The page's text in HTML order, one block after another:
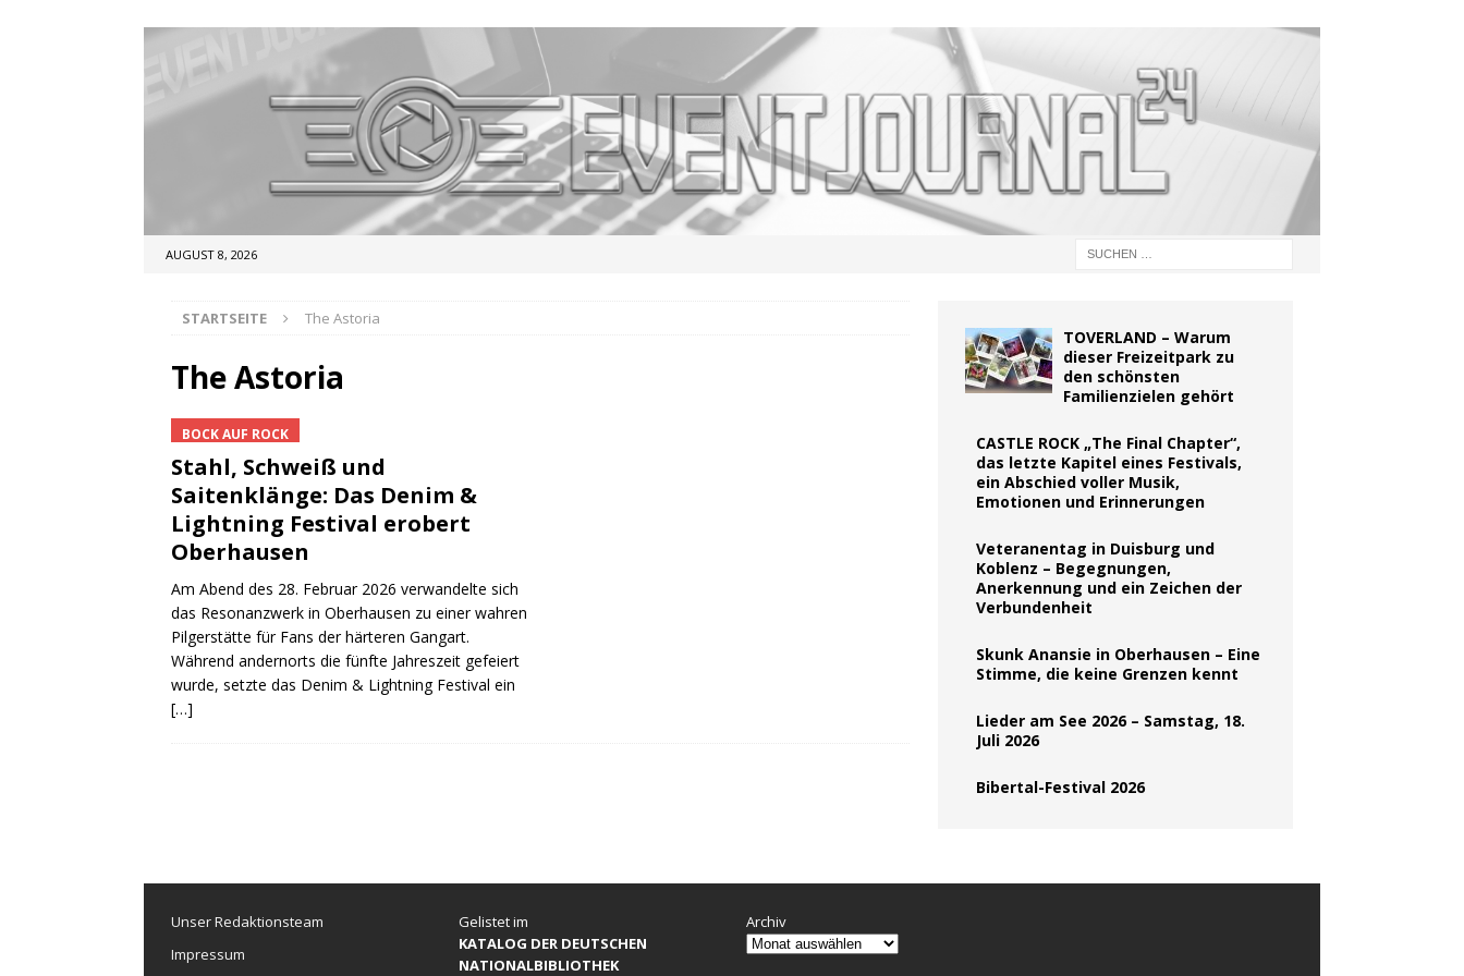
AUGUST 8, 2026
STARTSEITE The Astoria
The Astoria
BOCK AUF ROCK
Stahl, Schweiß und
Saitenklänge: Das Denim &
Lightning Festival erobert
Oberhausen
Am Abend des 28. Februar 2026 verwandelte sich
das Resonanzwerk in Oberhausen zu einer wahren
Pilgerstätte für Fans der härteren Gangart.
Während andernorts die fünfte Jahreszeit gefeiert
wurde, setzte das Denim & Lightning Festival ein
[…]
TOVERLAND – Warum
dieser Freizeitpark zu
den schönsten
Familienzielen gehört
CASTLE ROCK „The Final Chapter“,
das letzte Kapitel eines Festivals,
ein Abschied voller Musik,
Emotionen und Erinnerungen
Veteranentag in Duisburg und
Koblenz – Begegnungen,
Anerkennung und ein Zeichen der
Verbundenheit
Skunk Anansie in Oberhausen – Eine
Stimme, die keine Grenzen kennt
Lieder am See 2026 – Samstag, 18.
Juli 2026
Bibertal-Festival 2026
Unser Redaktionsteam
Impressum
Gelistet im
KATALOG DER DEUTSCHEN
NATIONALBIBLIOTHEK
Archiv